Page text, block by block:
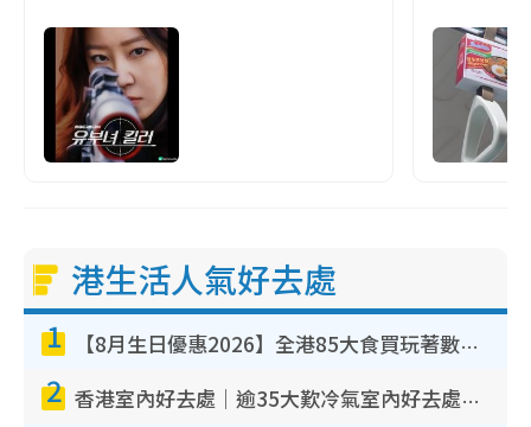
港生活人氣好去處
1 【8月生日優惠2026】全港85大食買玩著數攻略 自助餐/火鍋放題同行免費＋誠品/DONKI送現金券
2 香港室內好去處｜逾35大歎冷氣室內好去處推介 室內活動免費避雨無懼落雨